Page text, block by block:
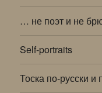
… не поэт и не
Self-portraits
Тоска по-русски и